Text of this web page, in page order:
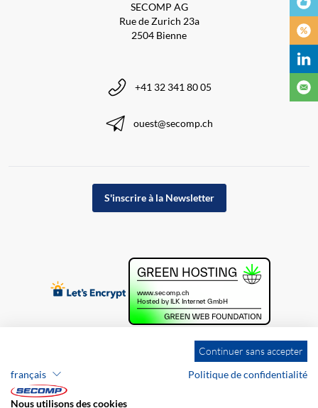
SECOMP AG
Rue de Zurich 23a
2504 Bienne
+41 32 341 80 05
ouest@secomp.ch
S'inscrire à la Newsletter
Continuer sans accepter
français
Politique de confidentialité
Nous utilisons des cookies